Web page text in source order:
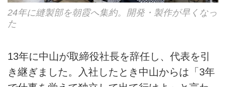
24年に縫製部を朝霞へ集約。開発・製作が早くなっ
た
13年に中山が取締役社長を辞任し、代表を引
き継ぎました。入社したとき中山からは「3年